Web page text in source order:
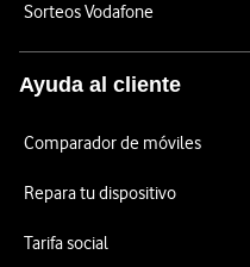
Sorteos Vodafone
Ayuda al cliente
Comparador de móviles
Repara tu dispositivo
Tarifa social